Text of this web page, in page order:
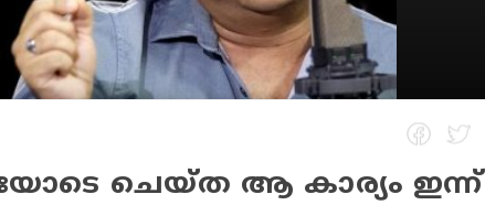
ചെയ്ത ആ കാര്യം ഇന്ന്